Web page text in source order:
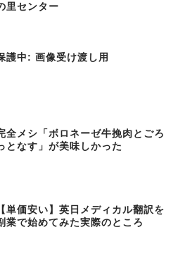
里センター
護中: 画像受け渡し用
全メシ「ボロネーゼ牛挽肉とごろ
となす」が美味しかった
【単価安い】英日メディカル翻訳を
業で始めてみた実際のところ